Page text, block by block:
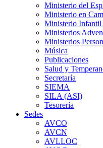
Ministerio del
Ministerio en
Ministerio Infantil
Ministerios
Ministerios
Música
Publicaciones
Salud y
Secretaría
SIEMA
SILA (ASI)
Tesorería
Sedes
AVCO
AVCN
AVLLOC